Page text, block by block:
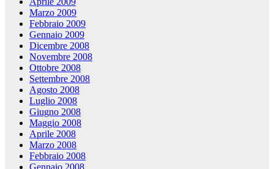
Marzo 2009
Febbraio 2009
Gennaio 2009
Dicembre 2008
Novembre 2008
Ottobre 2008
Settembre 2008
Agosto 2008
Luglio 2008
Giugno 2008
Maggio 2008
Aprile 2008
Marzo 2008
Febbraio 2008